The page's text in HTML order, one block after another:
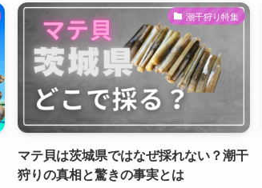
潮干狩り特集
マテ貝は茨城県ではなぜ採れない？潮干
狩りの真相と驚きの事実とは